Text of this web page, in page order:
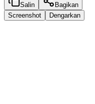
Salin
Bagikan
Screenshot
Dengarkan